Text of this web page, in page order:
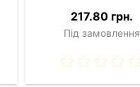
217.80 грн.
Під замовлення